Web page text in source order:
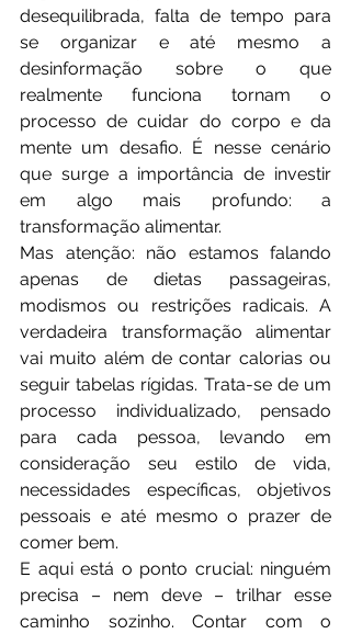
desequilibrada, falta de tempo para
se organizar e até mesmo a
desinformação sobre o que
realmente funciona tornam o
processo de cuidar do corpo e da
mente um desafio. É nesse cenário
que surge a importância de investir
em algo mais profundo: a
transformação alimentar.
Mas atenção: não estamos falando
apenas de dietas passageiras,
modismos ou restrições radicais. A
verdadeira transformação alimentar
vai muito além de contar calorias ou
seguir tabelas rígidas. Trata-se de um
processo individualizado, pensado
para cada pessoa, levando em
consideração seu estilo de vida,
necessidades específicas, objetivos
pessoais e até mesmo o prazer de
comer bem.
E aqui está o ponto crucial: ninguém
precisa – nem deve – trilhar esse
caminho sozinho. Contar com o